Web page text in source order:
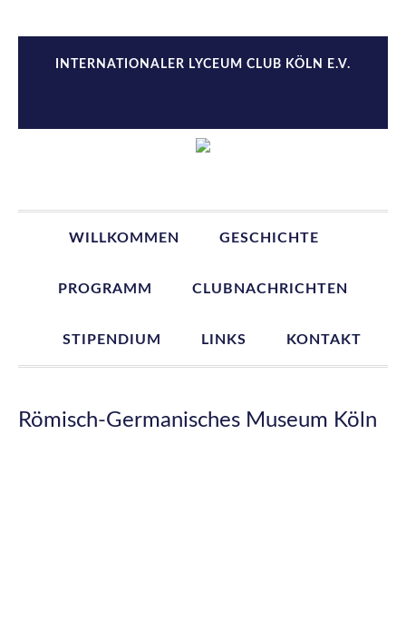
Hauptnavigation
springen
Inhalt
springen
Seitenspalte
springen
Fußzeile
springenINTERNATIONALER LYCEUM CLUB KÖLN E.V.
WILLKOMMEN GESCHICHTE
PROGRAMM CLUBNACHRICHTEN
STIPENDIUM LINKS KONTAKT
Römisch-Germanisches Museum Köln